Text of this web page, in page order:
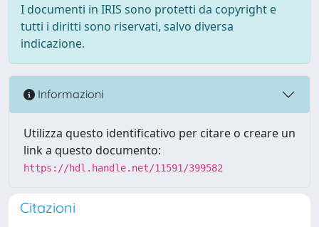
I documenti in IRIS sono protetti da copyright e
tutti i diritti sono riservati, salvo diversa
indicazione.
Informazioni
Utilizza questo identificativo per citare o creare un
link a questo documento:
https://hdl.handle.net/11591/399582
Citazioni